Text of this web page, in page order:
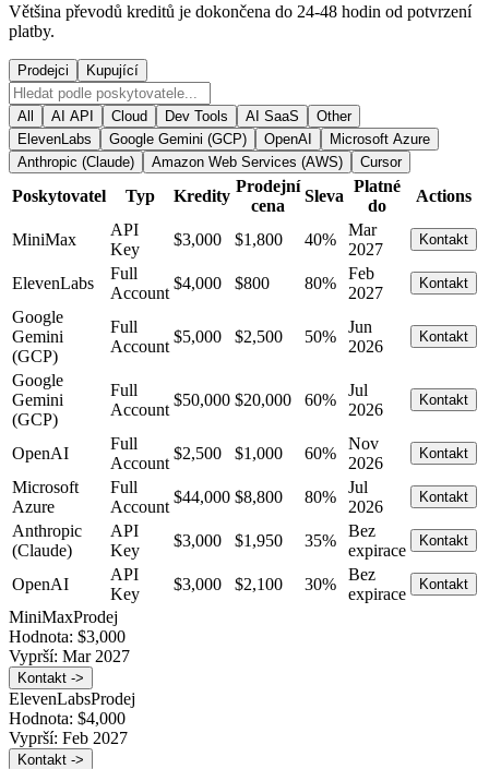
Většina převodů kreditů je dokončena do 24-48 hodin od potvrzení
platby.
Prodejci Kupující
All AI API Cloud Dev Tools AI SaaS
Other
ElevenLabs
Google Gemini (GCP) OpenAI
Microsoft Azure
Anthropic (Claude)
Amazon Web Services (AWS) Cursor
Poskytovatel Typ Kredity
Prodejní
cena
Sleva
Platné
do
Actions
MiniMax
API
Key
$3,000 $1,800 40%
Mar
2027
Kontakt
ElevenLabs
Full
Account
$4,000 $800 80%
Feb
2027
Kontakt
Google
Gemini
(GCP)
Full
Account
$5,000 $2,500 50%
Jun
2026
Kontakt
Google
Gemini
(GCP)
Full
Account
$50,000 $20,000 60%
Jul
2026
Kontakt
OpenAI
Full
Account
$2,500 $1,000 60%
Nov
2026
Kontakt
Microsoft
Azure
Full
Account
$44,000 $8,800 80%
Jul
2026
Kontakt
Anthropic
(Claude)
API
Key
$3,000 $1,950 35%
Bez
expirace
Kontakt
OpenAI
API
Key
$3,000 $2,100 30%
Bez
expirace
Kontakt
MiniMaxProdej
Hodnota: $3,000
Vyprší: Mar 2027
Kontakt ->
ElevenLabsProdej
Hodnota: $4,000
Vyprší: Feb 2027
Kontakt ->